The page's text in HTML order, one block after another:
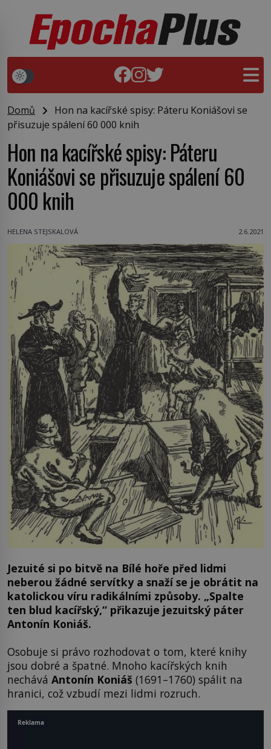
Domů
Hon na kacířské spisy: Páteru Koniášovi se
přisuzuje spálení 60 000 knih
Hon na kacířské spisy: Páteru
Koniášovi se přisuzuje spálení 60
000 knih
HELENA STEJSKALOVÁ 2.6.2021
Jezuité si po bitvě na Bílé hoře před lidmi
neberou žádné servítky a snaží se je obrátit na
katolickou víru radikálními způsoby. „Spalte
ten blud kacířský,“ přikazuje jezuitský páter
Antonín Koniáš.
Osobuje si právo rozhodovat o tom, které knihy
jsou dobré a špatné. Mnoho kacířských knih
nechává Antonín Koniáš (1691–1760) spálit na
hranici, což vzbudí mezi lidmi rozruch.
Reklama